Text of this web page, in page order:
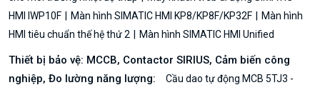
HMI IWP10F
Màn hình SIMATIC HMI KP8/KP8F/KP32F
Màn hình
HMI tiêu chuẩn thế hệ thứ 2
Màn hình SIMATIC HMI Unified
Thiết bị bảo vệ: MCCB, Contactor SIRIUS, Cảm biến công
nghiệp, Đo lường năng lượng:
Cầu dao tự động MCB 5TJ3 -